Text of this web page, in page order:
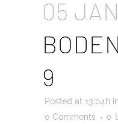
05
9
Posted at 13:04h in
0 Comments
0